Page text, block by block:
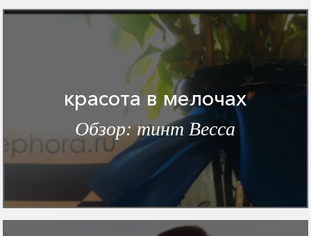
красота в мелочах
Обзор: тинт Becca